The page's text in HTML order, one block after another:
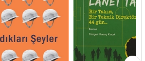
%50İndirim